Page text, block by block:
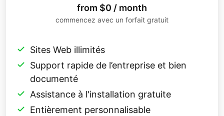
from $0 / month
commencez avec un forfait gratuit
Sites Web illimités
Support rapide de l’entreprise et bien
documenté
Assistance à l'installation gratuite
Entièrement personnalisable